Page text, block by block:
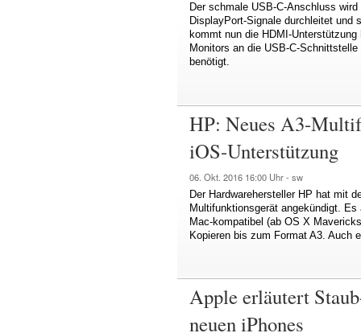
Der schmale USB-C-Anschluss
DisplayPort-Signale durchleitet und
kommt nun die HDMI-
Monitors an die USB-C-
benötigt.
HP: Neues A3-
iOS-Unterstützung
06. Okt. 2016 16:00 Uhr - sw
Der Hardwarehersteller HP hat mit
Multifunktionsgerät angekündigt.
Mac-kompatibel (ab OS X
Kopieren bis zum Format A3. Auch
Apple erläutert
neuen iPhones